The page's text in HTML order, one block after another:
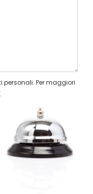
Per maggiori